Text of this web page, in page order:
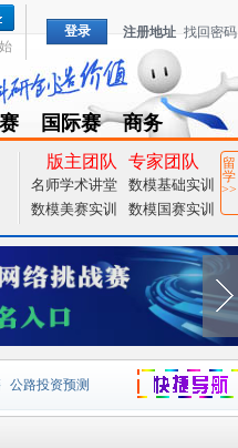
登录 注册地址 找回密码
国际赛
CAMCM
商务
Special
版主团队 专家团队
名师学术讲堂
数模基础实训
数模美赛实训
数模国赛实训
留
学
>>
捷导航
公路投资预测